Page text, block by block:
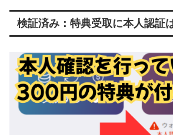
検証済み：特典受取に本人認証